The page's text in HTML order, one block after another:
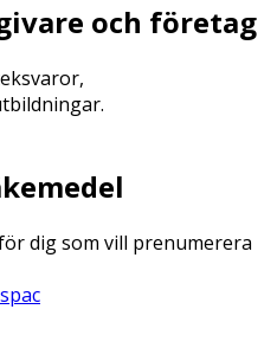
och företag
dig som vill prenumerera